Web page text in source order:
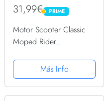
31,99€ PRIME
PRIME
Motor Scooter Classic
Moped Rider
Sudadera con Capucha
Más Info